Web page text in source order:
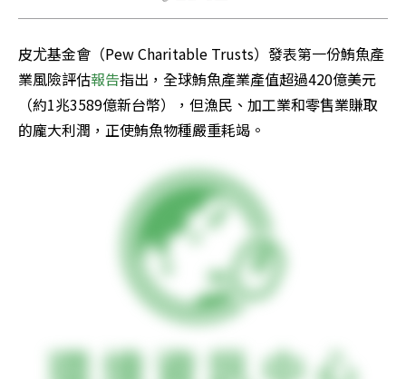
皮尤基金會（Pew Charitable Trusts）發表第一份鮪魚產
業風險評估報告指出，全球鮪魚產業產值超過420億美元
（約1兆3589億新台幣），但漁民、加工業和零售業賺取
的龐大利潤，正使鮪魚物種嚴重耗竭。